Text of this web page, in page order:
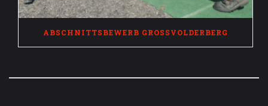
ABSCHNITTSBEWERB GROSSVOLDERBERG